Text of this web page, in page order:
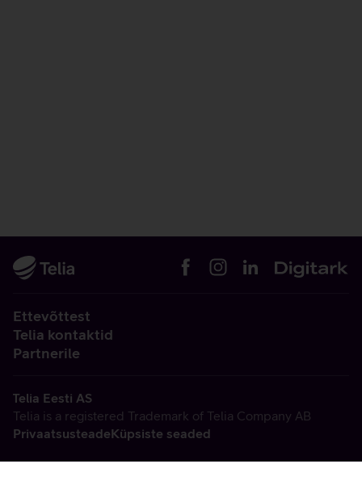
Ettevõttest
Telia kontaktid
Partnerile
Telia Eesti AS
Telia is a registered Trademark of Telia Company AB
PrivaatsusteadeKüpsiste seaded